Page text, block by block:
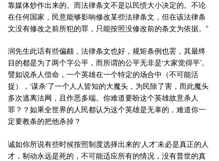
靠媒体炒作出来的。而法律条文不是以民愤大小决定的。不论
在任何国家，民意能够影响修改某些法律条文，但在该法律条
文没有修改之前所犯的罪，只能按照没修改前的条文为依据。”
润先生此话有些偏颇，法律条文也好，规矩条例也罢，其最终
目的都是为了两个字公平，而所谓的公平无非是‘大家觉得平’。
譬如说杀人偿命，一个英雄在一个特定的场合中（不可能活
捉），‘谋杀’了一个人人皆知的大魔头，为民除了害，而此魔头
多次逃离法网，且作恶多端。你难道要盼这个英雄故意杀人
罪？？如果全世界的人民都认为这个英雄是无辜的，难道你一
定要教条的把他杀掉？
诚如你所说有些时候按照制度选择出来的‘人才’未必是真正的人
才，制动永远是死的，不可能适应所有的情况，没有普世的真